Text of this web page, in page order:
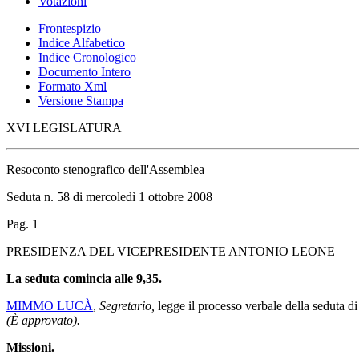
Frontespizio
Indice Alfabetico
Indice Cronologico
Documento Intero
Formato Xml
Versione Stampa
XVI LEGISLATURA
Resoconto stenografico dell'Assemblea
Seduta n. 58 di mercoledì 1 ottobre 2008
Pag. 1
PRESIDENZA DEL VICEPRESIDENTE ANTONIO LEONE
La seduta comincia alle 9,35.
MIMMO LUCÀ, Segretario, legge il processo verbale della seduta
(È approvato).
Missioni.